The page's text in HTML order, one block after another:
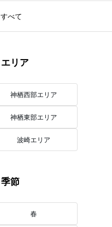
すべて
エリア
神栖西部エリア
神栖東部エリア
波崎エリア
季節
春